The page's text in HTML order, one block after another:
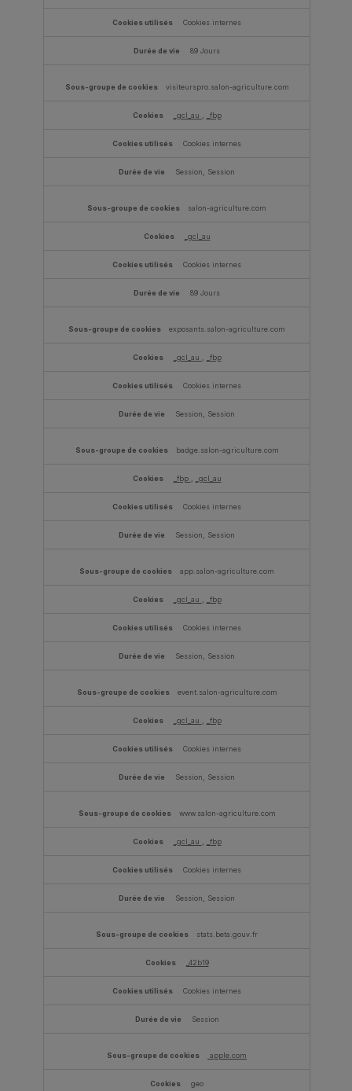
Cookies internes
89 Jours
visiteurspro.salon-agriculture.com
_gcl_au _fbp
Cookies internes
Session, Session
salon-agriculture.com
_gcl_au
Cookies internes
89 Jours
exposants.salon-agriculture.com
_gcl_au _fbp
Cookies internes
Session, Session
badge.salon-agriculture.com
_fbp _gcl_au
Cookies internes
Session, Session
app.salon-agriculture.com
_gcl_au _fbp
Cookies internes
Session, Session
event.salon-agriculture.com
_gcl_au _fbp
Cookies internes
Session, Session
www.salon-agriculture.com
_gcl_au _fbp
Cookies internes
Session, Session
stats.beta.gouv.fr
_42b19
Cookies internes
Session
apple.com
geo